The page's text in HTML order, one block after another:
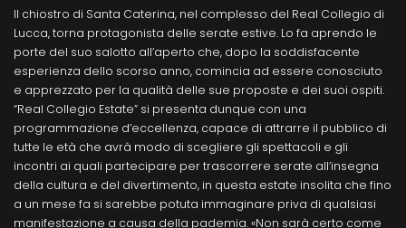
Il chiostro di Santa Caterina, nel complesso del Real Collegio di
Lucca, torna protagonista delle serate estive. Lo fa aprendo le
porte del suo salotto all’aperto che, dopo la soddisfacente
esperienza dello scorso anno, comincia ad essere conosciuto
e apprezzato per la qualità delle sue proposte e dei suoi ospiti.
“Real Collegio Estate” si presenta dunque con una
programmazione d’eccellenza, capace di attrarre il pubblico di
tutte le età che avrà modo di scegliere gli spettacoli e gli
incontri ai quali partecipare per trascorrere serate all’insegna
della cultura e del divertimento, in questa estate insolita che fino
a un mese fa si sarebbe potuta immaginare priva di qualsiasi
manifestazione a causa della pademia. «Non sarà certo come